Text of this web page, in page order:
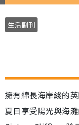
生活副刊
擁有綿長海岸綫的
夏日享受陽光與海